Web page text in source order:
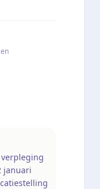
verpleging
januari